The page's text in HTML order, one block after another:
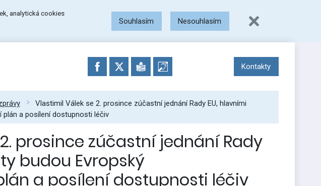
analytická cookies
Souhlasím Nesouhlasím
Kontakty
Vlastimil Válek se 2. prosince zúčastní jednání Rady EU, hlavními
plán a posílení dostupnosti léčiv
prosince zúčastní jednání Rady
budou Evropský
a posílení dostupnosti léčiv